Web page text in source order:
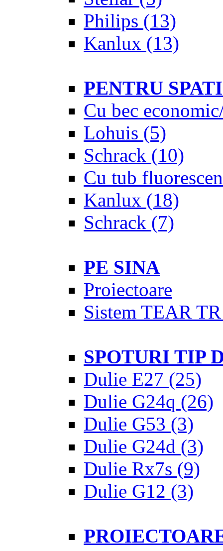
Philips (13)
Kanlux (13)
PENTRU
Cu bec
Lohuis (5)
Schrack (10)
Cu tub
Kanlux (18)
Schrack (7)
PE SINA
Proiectoare
Sistem TEAR TR
SPOTURI TIP
Dulie E27 (25)
Dulie G24q (26)
Dulie G53 (3)
Dulie G24d (3)
Dulie Rx7s (9)
Dulie G12 (3)